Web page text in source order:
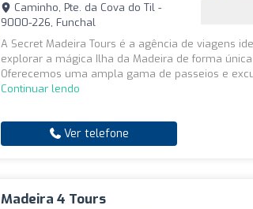
Caminho, Pte. da Cova do Til -
9000-226, Funchal
A Secret Madeira Tours é a agência de viagens
explorar a mágica Ilha da Madeira de forma
Oferecemos uma ampla gama de passeios e
Continuar lendo
Ver telefone
Madeira 4 Tours